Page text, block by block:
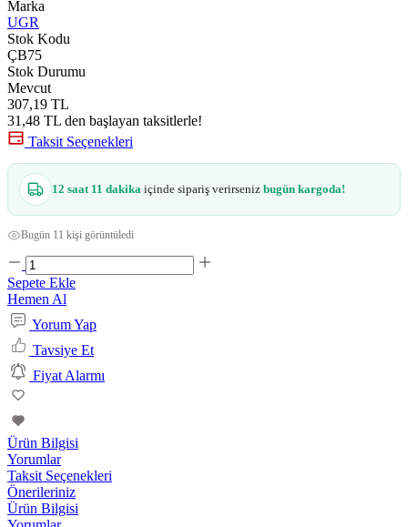
Marka
UGR
Stok Kodu
ÇB75
Stok Durumu
Mevcut
307,19 TL
31,48 TL den başlayan taksitlerle!
Taksit Seçenekleri
12 saat 11 dakika içinde sipariş verirseniz bugün kargoda!
Bugün 11 kişi görüntüledi
Sepete Ekle
Hemen Al
Yorum Yap
Tavsiye Et
Fiyat Alarmı
Ürün Bilgisi
Yorumlar
Taksit Seçenekleri
Önerileriniz
Ürün Bilgisi